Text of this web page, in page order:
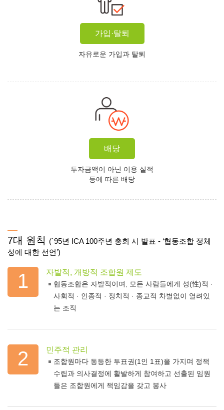
가입·탈퇴
자유로운 가입과 탈퇴
배당
투자금액이 아닌 이용 실적
등에 따른 배당
7대 원칙 (`95년 ICA 100주년 총회 시 발표 - ‘협동조합 정체
성에 대한 선언’)
1 자발적, 개방적 조합원 제도
협동조합은 자발적이며, 모든 사람들에게 성(性)적 ·
사회적 · 인종적 · 정치적 · 종교적 차별없이 열려있
는 조직
2 민주적 관리
조합원마다 동등한 투표권(1인 1표)을 가지며 정책
수립과 의사결정에 활발하게 참여하고 선출된 임원
들은 조합원에게 책임감을 갖고 봉사